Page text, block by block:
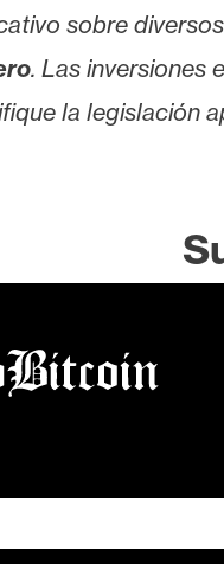
sobre
. Las inversiones
la legislación